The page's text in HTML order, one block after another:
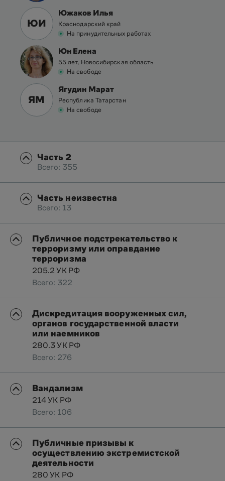
ЮИ
Южаков Илья
Краснодарский край
На принудительных работах
Юн Елена
55 лет, Новосибирская область
На свободе
ЯМ
Ягудин Марат
Республика Татарстан
На свободе
Часть 2
Всего: 355
Часть неизвестна
Всего: 13
Публичное подстрекательство к
терроризму или оправдание
терроризма
205.2 УК РФ
Всего: 322
Дискредитация вооруженных сил,
органов государственной власти
или наемников
280.3 УК РФ
Всего: 276
Вандализм
214 УК РФ
Всего: 106
Публичные призывы к
осуществлению экстремистской
деятельности
280 УК РФ